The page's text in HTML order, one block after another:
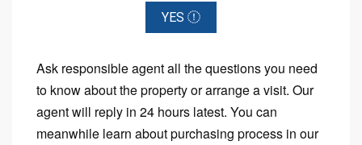
YES
Ask responsible agent all the questions you need
to know about the property or arrange a visit. Our
agent will reply in 24 hours latest. You can
meanwhile learn about purchasing process in our